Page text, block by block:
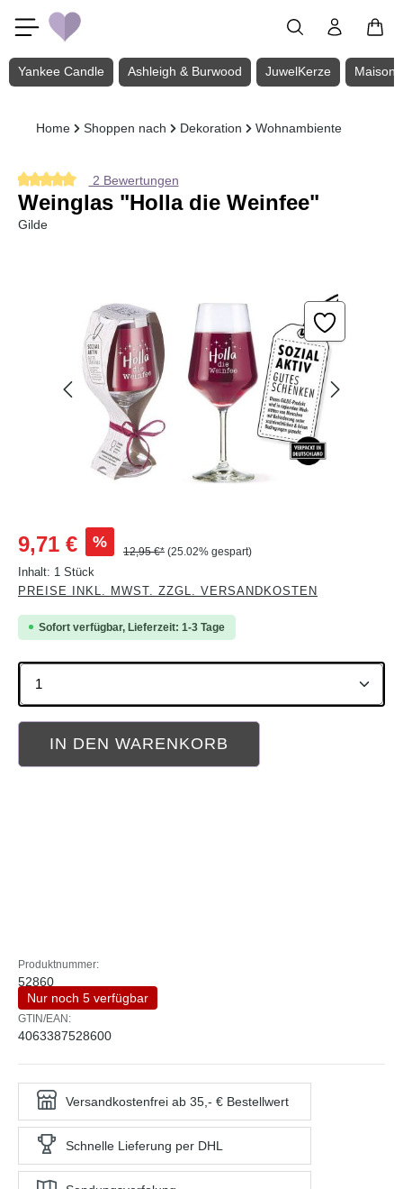
Zum Hauptinhalt springen
Yankee Candle Ashleigh & Burwood JuwelKerze Maison
Home Shoppen nach Dekoration Wohnambiente
Durchschnittliche Bewertung von 5 von 5 Sternen
2 Bewertungen
Weinglas "Holla die Weinfee"
Gilde
Verkaufspreis:
9,71 € %
12,95 €* (25.02% gespart)
Inhalt: 1 Stück
PREISE INKL. MWST. ZZGL. VERSANDKOSTEN
Sofort verfügbar, Lieferzeit: 1-3 Tage
Produkt Anzahl: Gib den gewünschten Wert ein
IN DEN WARENKORB
Produktnummer:
52860
Nur noch 5 verfügbar
GTIN/EAN:
4063387528600
Versandkostenfrei ab 35,- € Bestellwert
Schnelle Lieferung per DHL